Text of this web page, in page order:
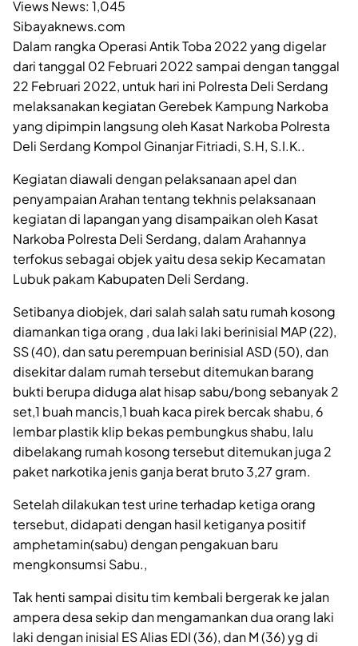
Views News: 1,045
Sibayaknews.com
Dalam rangka Operasi Antik Toba 2022 yang digelar
dari tanggal 02 Februari 2022 sampai dengan tanggal
22 Februari 2022, untuk hari ini Polresta Deli Serdang
melaksanakan kegiatan Gerebek Kampung Narkoba
yang dipimpin langsung oleh Kasat Narkoba Polresta
Deli Serdang Kompol Ginanjar Fitriadi, S.H, S.I.K..
Kegiatan diawali dengan pelaksanaan apel dan
penyampaian Arahan tentang tekhnis pelaksanaan
kegiatan di lapangan yang disampaikan oleh Kasat
Narkoba Polresta Deli Serdang, dalam Arahannya
terfokus sebagai objek yaitu desa sekip Kecamatan
Lubuk pakam Kabupaten Deli Serdang.
Setibanya diobjek, dari salah salah satu rumah kosong
diamankan tiga orang , dua laki laki berinisial MAP (22),
SS (40), dan satu perempuan berinisial ASD (50), dan
disekitar dalam rumah tersebut ditemukan barang
bukti berupa diduga alat hisap sabu/bong sebanyak 2
set,1 buah mancis,1 buah kaca pirek bercak shabu, 6
lembar plastik klip bekas pembungkus shabu, lalu
dibelakang rumah kosong tersebut ditemukan juga 2
paket narkotika jenis ganja berat bruto 3,27 gram.
Setelah dilakukan test urine terhadap ketiga orang
tersebut, didapati dengan hasil ketiganya positif
amphetamin(sabu) dengan pengakuan baru
mengkonsumsi Sabu.,
Tak henti sampai disitu tim kembali bergerak ke jalan
ampera desa sekip dan mengamankan dua orang laki
laki dengan inisial ES Alias EDI (36), dan M (36) yg di